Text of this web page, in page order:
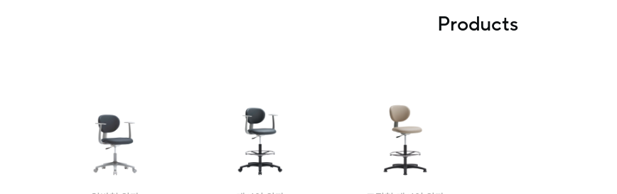
Products